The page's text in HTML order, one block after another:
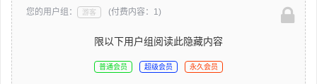
您的用户组： 游客 (付费内容：1)
限以下用户组阅读此隐藏内容
普通会员 超级会员 永久会员